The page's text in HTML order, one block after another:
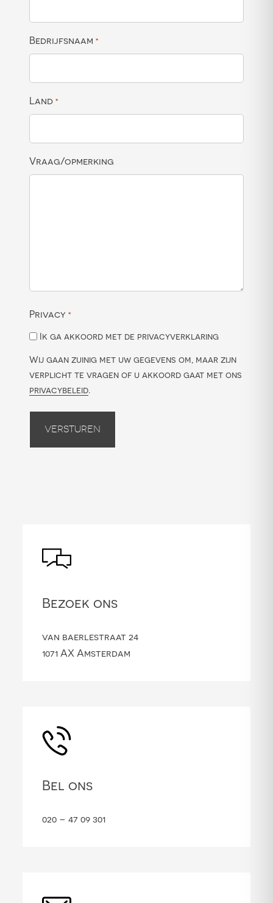
Bedrijfsnaam *
Land *
Vraag/opmerking
Privacy *
Ik ga akkoord met de privacyverklaring
Wij gaan zuinig met uw gegevens om, maar zijn
verplicht te vragen of u akkoord gaat met ons
privacybeleid.
Versturen
Bezoek ons
van baerlestraat 24
1071 AX Amsterdam
Bel ons
020 – 47 09 301